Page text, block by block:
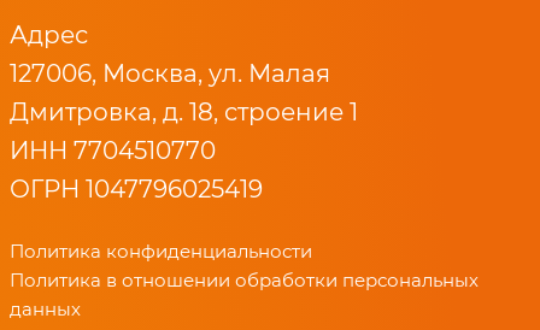
Адрес
127006, Москва, ул. Малая
Дмитровка, д. 18, строение 1
ИНН 7704510770
ОГРН 1047796025419
Политика конфиденциальности
Политика в отношении обработки персональных
данных